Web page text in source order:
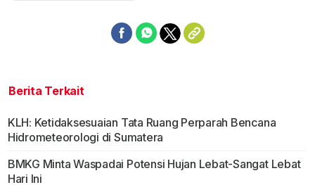
Berita Terkait
KLH: Ketidaksesuaian Tata Ruang Perparah Bencana
Hidrometeorologi di Sumatera
BMKG Minta Waspadai Potensi Hujan Lebat-Sangat Lebat
Hari Ini